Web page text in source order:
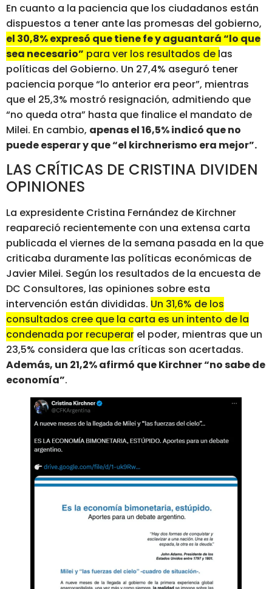
En cuanto a la paciencia que los ciudadanos están
dispuestos a tener ante las promesas del gobierno,
el 30,8% expresó que tiene fe y aguantará “lo que
sea necesario” para ver los resultados de las
políticas del Gobierno. Un 27,4% aseguró tener
paciencia porque “lo anterior era peor”, mientras
que el 25,3% mostró resignación, admitiendo que
“no queda otra” hasta que finalice el mandato de
Milei. En cambio, apenas el 16,5% indicó que no
puede esperar y que “el kirchnerismo era mejor”.
LAS CRÍTICAS DE CRISTINA DIVIDEN
OPINIONES
La expresidente Cristina Fernández de Kirchner
reapareció recientemente con una extensa carta
publicada el viernes de la semana pasada en la que
criticaba duramente las políticas económicas de
Javier Milei. Según los resultados de la encuesta de
DC Consultores, las opiniones sobre esta
intervención están divididas. Un 31,6% de los
consultados cree que la carta es un intento de la
condenada por recuperar el poder, mientras que un
23,5% considera que las críticas son acertadas.
Además, un 21,2% afirmó que Kirchner “no sabe de
economía”.